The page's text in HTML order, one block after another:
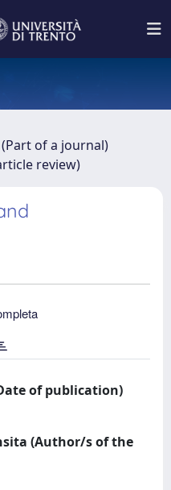
of a journal)
review)
of publication)
(Author/s of the